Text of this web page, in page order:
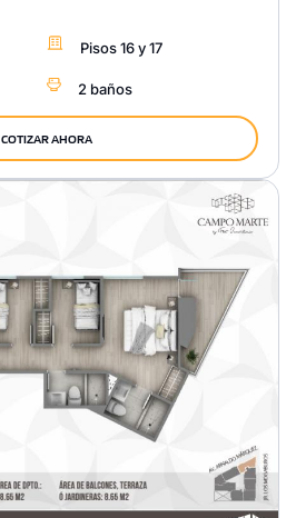
Pisos 16 y 17
2 baños
COTIZAR AHORA